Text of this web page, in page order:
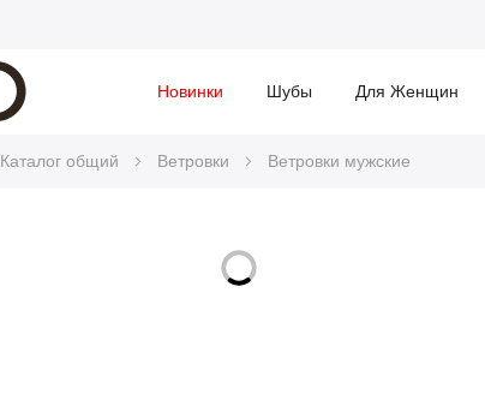
Новинки Шубы Для Женщин
Каталог общий Ветровки Ветровки мужские